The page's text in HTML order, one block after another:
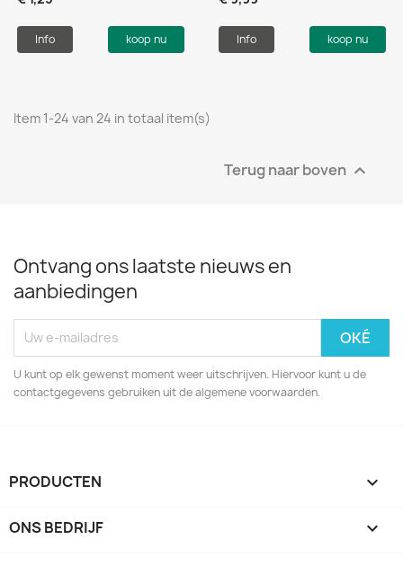
Info koop nu Info koop nu
Item 1-24 van 24 in totaal item(s)
Terug naar boven 
Ontvang ons laatste nieuws en
aanbiedingen
U kunt op elk gewenst moment weer uitschrijven. Hiervoor kunt u de
contactgegevens gebruiken uit de algemene voorwaarden.
PRODUCTEN 
ONS BEDRIJF 